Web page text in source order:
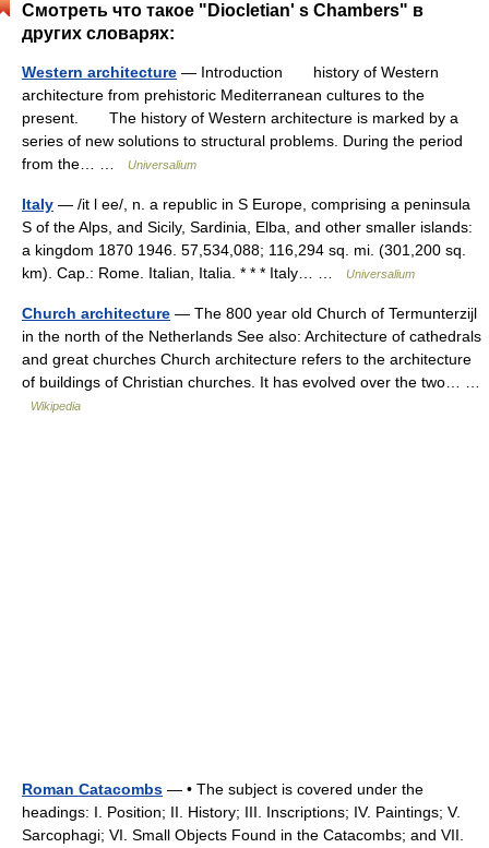
Смотреть что такое "Diocletian' s Chambers" в
других словарях:
Western architecture — Introduction history of Western
architecture from prehistoric Mediterranean cultures to the
present. The history of Western architecture is marked by a
series of new solutions to structural problems. During the period
from the… …
Universalium
Italy — /it l ee/, n. a republic in S Europe, comprising a peninsula
S of the Alps, and Sicily, Sardinia, Elba, and other smaller islands:
a kingdom 1870 1946. 57,534,088; 116,294 sq. mi. (301,200 sq.
km). Cap.: Rome. Italian, Italia. * * * Italy… …
Universalium
Church architecture — The 800 year old Church of Termunterzijl
in the north of the Netherlands See also: Architecture of cathedrals
and great churches Church architecture refers to the architecture
of buildings of Christian churches. It has evolved over the two… …
Wikipedia
Roman Catacombs — • The subject is covered under the
headings: I. Position; II. History; III. Inscriptions; IV. Paintings; V.
Sarcophagi; VI. Small Objects Found in the Catacombs; and VII.